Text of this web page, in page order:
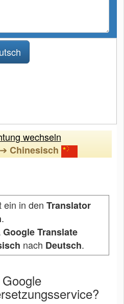
wechseln
➔ Chinesisch
ein in den Translator
.
Google Translate
nach Deutsch.